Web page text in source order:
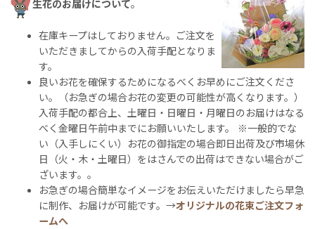
生花のお届けについて。
在庫キープはしておりません。ご注文を
いただきましてからの入荷手配となりま
す。
良いお花を確保するためになるべくお早めにご注文くださ
い。（お急ぎの場合お花の変更の可能性が高くなります。）
入荷手配の都合上、土曜日・日曜日・月曜日のお届けはなる
べく金曜日午前中までにお願いいたします。 ※一般的でな
い（入手しにくい）お花の御指定の場合即日出荷及び市場休
日（火・木・土曜日）をはさんでの出荷はできない場合がご
ざいます。。
お急ぎの場合簡単なイメージをお伝えいただけましたら早急
に制作、お届けが可能です。→オリジナルの花束ご注文フォ
ームへ